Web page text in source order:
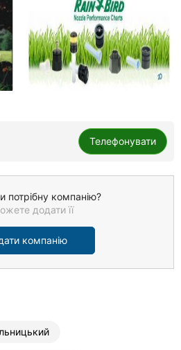
Телефонувати
потрібну компанію?
додати її
компанію